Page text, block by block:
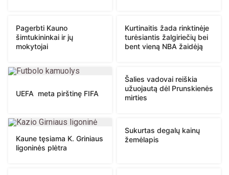
Pagerbti Kauno
šimtukininkai ir jų
mokytojai
Kurtinaitis žada rinktinėje
turėsiantis žalgiriečių bei
bent vieną NBA žaidėją
UEFA meta pirštinę FIFA
Šalies vadovai reiškia
užuojautą dėl Prunskienės
mirties
Kaune tęsiama K. Griniaus
ligoninės plėtra
Sukurtas degalų kainų
žemėlapis